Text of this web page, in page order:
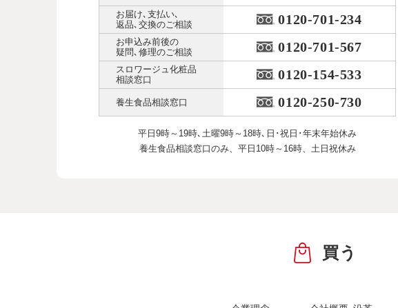
お届け､支払い､
返品､交換のご相談
0120-701-234
お申込み前後の
疑問､修理のご相談
0120-701-567
スロワージュ化粧品
相談窓口
0120-154-533
養生食品相談窓口 0120-250-730
平日9時～19時､土曜9時～18時､ 日･祝日･年末年始休み
養生食品相談窓口のみ、 平日10時～16時、土日祝休み
買う